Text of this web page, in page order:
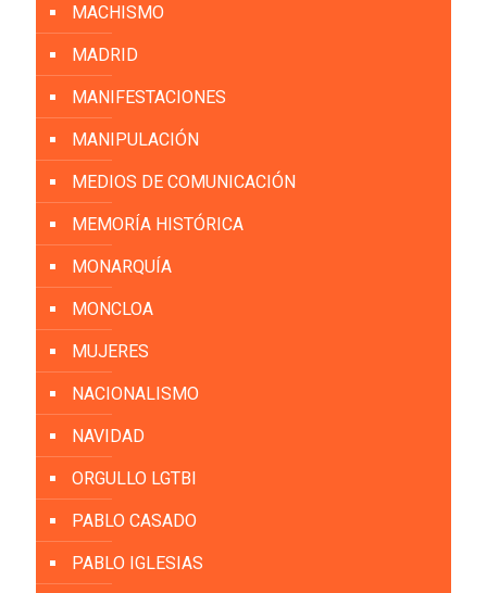
MACHISMO
MADRID
MANIFESTACIONES
MANIPULACIÓN
MEDIOS DE COMUNICACIÓN
MEMORÍA HISTÓRICA
MONARQUÍA
MONCLOA
MUJERES
NACIONALISMO
NAVIDAD
ORGULLO LGTBI
PABLO CASADO
PABLO IGLESIAS